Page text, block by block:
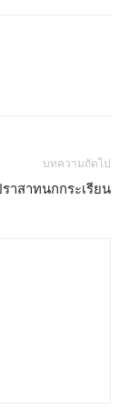
บทความถัดไป
าสาทนกกระเรียน